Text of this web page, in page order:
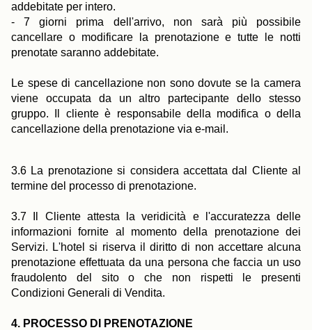
addebitate per intero.
- 7 giorni prima dell'arrivo, non sarà più possibile
cancellare o modificare la prenotazione e tutte le notti
prenotate saranno addebitate.
Le spese di cancellazione non sono dovute se la camera
viene occupata da un altro partecipante dello stesso
gruppo. Il cliente è responsabile della modifica o della
cancellazione della prenotazione via e-mail.
3.6 La prenotazione si considera accettata dal Cliente al
termine del processo di prenotazione.
3.7 Il Cliente attesta la veridicità e l'accuratezza delle
informazioni fornite al momento della prenotazione dei
Servizi. L'hotel si riserva il diritto di non accettare alcuna
prenotazione effettuata da una persona che faccia un uso
fraudolento del sito o che non rispetti le presenti
Condizioni Generali di Vendita.
4. PROCESSO DI PRENOTAZIONE